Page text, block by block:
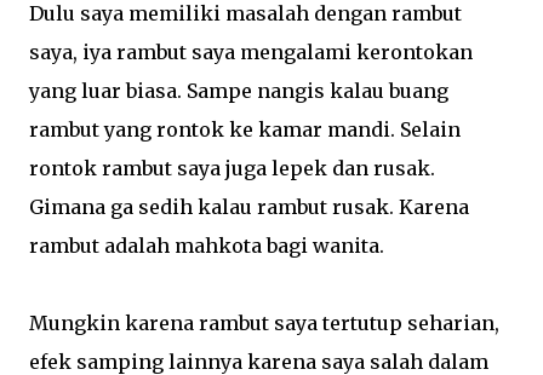
Dulu saya memiliki masalah dengan rambut
saya, iya rambut saya mengalami kerontokan
yang luar biasa. Sampe nangis kalau buang
rambut yang rontok ke kamar mandi. Selain
rontok rambut saya juga lepek dan rusak.
Gimana ga sedih kalau rambut rusak. Karena
rambut adalah mahkota bagi wanita.
Mungkin karena rambut saya tertutup seharian,
efek samping lainnya karena saya salah dalam